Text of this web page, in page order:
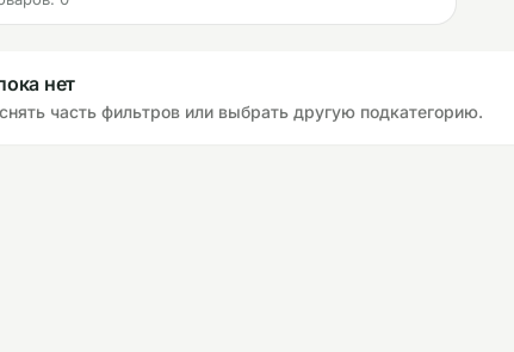
нет
часть фильтров или выбрать другую подкатегорию.